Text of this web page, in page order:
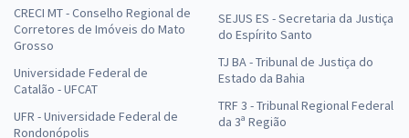
CRECI MT - Conselho Regional de
Corretores de Imóveis do Mato
Grosso
Universidade Federal de
Catalão - UFCAT
UFR - Universidade Federal de
Rondonópolis
SEJUS ES - Secretaria da Justiça
do Espírito Santo
TJ BA - Tribunal de Justiça do
Estado da Bahia
TRF 3 - Tribunal Regional Federal
da 3ª Região